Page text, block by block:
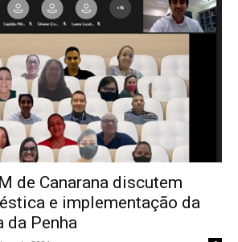
de Canarana discutem
e implementação da
da Penha